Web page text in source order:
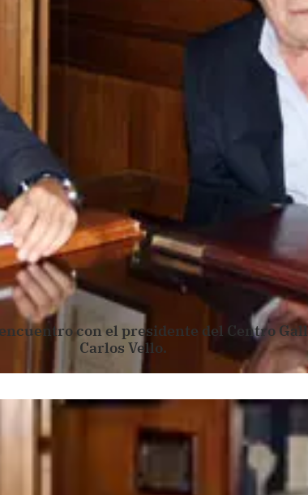
con el presidente del Centro
Carlos Vello.